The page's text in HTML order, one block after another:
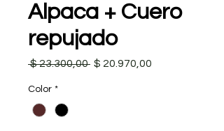
Alpaca + Cuero
repujado
$ 23.300,00 Precio
$ 20.970,00
Color *